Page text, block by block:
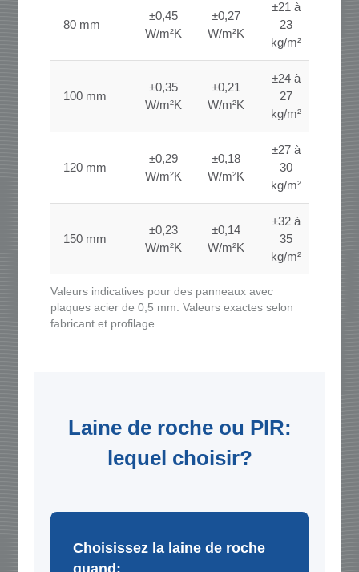
80 mm
±0,45
W/m²K
±0,27
W/m²K
±21 à
23
kg/m²
100 mm
±0,35
W/m²K
±0,21
W/m²K
±24 à
27
kg/m²
120 mm
±0,29
W/m²K
±0,18
W/m²K
±27 à
30
kg/m²
150 mm
±0,23
W/m²K
±0,14
W/m²K
±32 à
35
kg/m²
Valeurs indicatives pour des panneaux avec
plaques acier de 0,5 mm. Valeurs exactes selon
fabricant et profilage.
Laine de roche ou PIR:
lequel choisir?
Choisissez la laine de roche